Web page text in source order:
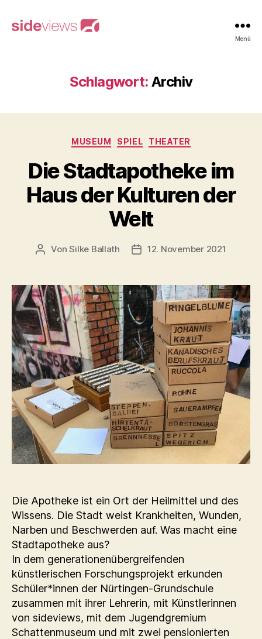
Menü
Schlagwort: Archiv
Kategorien
MUSEUM SPIEL THEATER
Die Stadtapotheke im
Haus der Kulturen der
Welt
Beitragsautor
VonSilke Ballath Beitragsdatum
12. November 2021
Die Apotheke ist ein Ort der Heilmittel und des
Wissens. Die Stadt weist Krankheiten, Wunden,
Narben und Beschwerden auf. Was macht eine
Stadtapotheke aus?
In dem generationenübergreifenden
künstlerischen Forschungsprojekt erkunden
Schüler*innen der Nürtingen-Grundschule
zusammen mit ihrer Lehrerin, mit Künstlerinnen
von sideviews, mit dem Jugendgremium
Schattenmuseum und mit zwei pensionierten